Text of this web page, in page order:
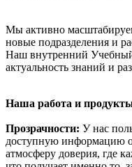
Мы активно
новые подразделения и
Наш внутренний
актуальность знаний и
Наша работа и
Прозрачности: У нас
доступную информацию
атмосферу доверия, где